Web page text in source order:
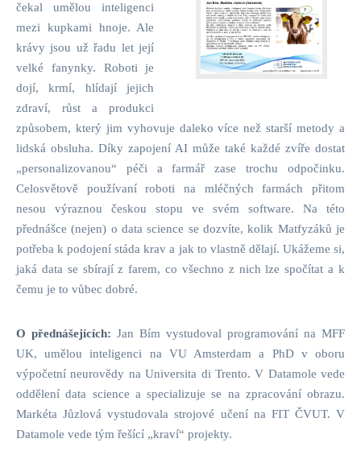
čekal umělou inteligenci
mezi kupkami hnoje. Ale
krávy jsou už řadu let její
velké fanynky. Roboti je
dojí, krmí, hlídají jejich
zdraví, růst a produkci
způsobem, který jim vyhovuje daleko více než starší metody a
lidská obsluha. Díky zapojení AI může také každé zvíře dostat
„personalizovanou“ péči a farmář zase trochu odpočinku.
Celosvětově používaní roboti na mléčných farmách přitom
nesou výraznou českou stopu ve svém software. Na této
přednášce (nejen) o data science se dozvíte, kolik Matfyzáků je
potřeba k podojení stáda krav a jak to vlastně dělají. Ukážeme si,
jaká data se sbírají z farem, co všechno z nich lze spočítat a k
čemu je to vůbec dobré.
O přednášejících: Jan Bím vystudoval programování na MFF
UK, umělou inteligenci na VU Amsterdam a PhD v oboru
výpočetní neurovědy na Universita di Trento. V Datamole vede
oddělení data science a specializuje se na zpracování obrazu.
Markéta Jůzlová vystudovala strojové učení na FIT ČVUT. V
Datamole vede tým řešící „kraví“ projekty.